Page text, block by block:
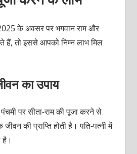
के अवसर पर भगवान राम और
हैं, तो इससे आपको निम्‍न लाभ मिल
का उपाय
पंचमी पर सीता-राम की पूजा करने से
की प्राप्‍त‍ि होती है। पति-पत्‍नी में
है।